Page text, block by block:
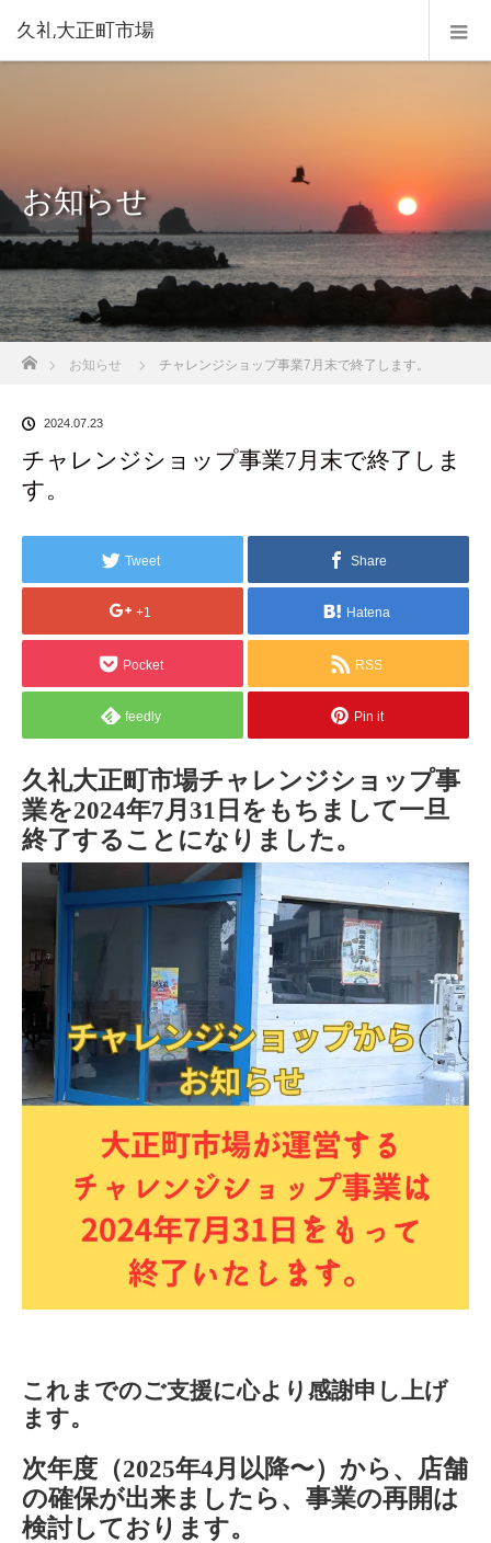
久礼大正町市場
お知らせ
ホーム
お知らせ チャレンジショップ事業7月末で終了します。
2024.07.23
チャレンジショップ事業7月末で終了しま
す。
Tweet Share
+1 Hatena
Pocket RSS
feedly Pin it
久礼大正町市場チャレンジショップ事
業を2024年7月31日をもちまして一旦
終了することになりました。
これまでのご支援に心より感謝申し上げ
ます。
次年度（2025年4月以降〜）から、店舗
の確保が出来ましたら、事業の再開は
検討しております。